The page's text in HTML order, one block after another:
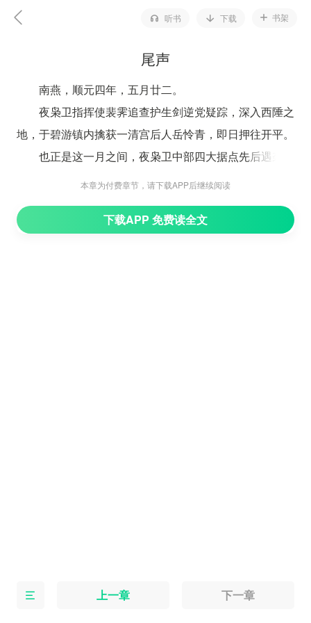
听书 下载 书架
尾声
南燕，顺元四年，五月廿二。
夜枭卫指挥使裴霁追查护生剑逆党疑踪，深入西陲之
地，于碧游镇内擒获一清宫后人岳怜青，即日押往开平。
也正是这一月之间，夜枭卫中部四大据点先后遇袭，
武林中亦发数起灭门惨案，血印直指护生剑，掀起轩然大
不知僧假托闭关破障，昧地瞒天，率心腹部众出京南
本章为付费章节，请下载APP后继续阅读
下载APP 免费读全文
上一章 下一章